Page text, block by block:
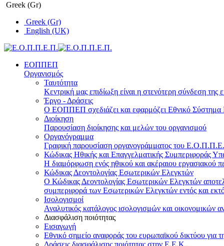
Greek (Gr)
Greek (Gr)
English (UK)
ΕΟΠΠΕΠ
Οργανισμός
Ταυτότητα
Κεντρική μας επιδίωξη είναι η στενότερη σύνδεση της
Έργο - Δράσεις
Ο ΕΟΠΠΕΠ σχεδιάζει και εφαρμόζει Eθνικό Σύστημα
Διοίκηση
Παρουσίαση διοίκησης και μελών του οργανισμού
Οργανόγραμμα
Γραφική παρουσίαση οργανογράμματος του
Κώδικας Ηθικής και Επαγγελματικής Συμπεριφοράς
Η διαμόρφωση ενός ηθικού και ακέραιου εργασιακού
Κώδικας Δεοντολογίας Εσωτερικών Ελεγκτών
Ο Κώδικας Δεοντολογίας Εσωτερικών Ελεγκτών
συμπεριφορά των Εσωτερικών Ελεγκτών εντός και
Ισολογισμοί
Αναλυτικός κατάλογος ισολογισμών και οικονομικών
Διασφάλιση ποιότητας
Εισαγωγή
Εθνικό σημείο αναφοράς του ευρωπαϊκού δικτύου για
Δράσεις διασφάλισης ποιότητας στην Ε.Ε.Κ